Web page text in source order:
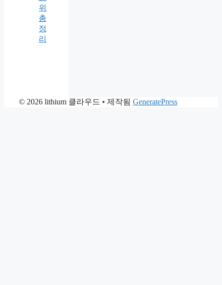
위
총
정
리
© 2026 lithium 클라우드 • 제작됨 GeneratePress